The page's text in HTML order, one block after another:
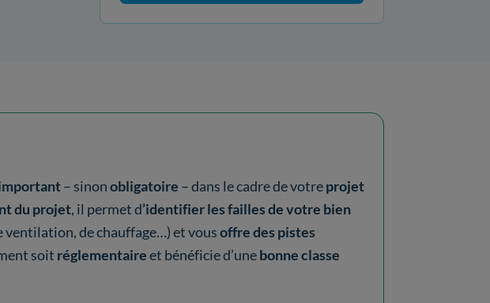
– sinonobligatoire – dans le cadre de votreprojet
du projet, il permet d’identifier les failles de votre bien
de chauffage…) et vousoffre des pistes
soit réglementaireet bénéficie d’unebonne classe